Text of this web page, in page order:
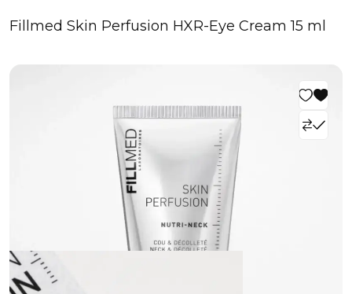
Fillmed Skin Perfusion HXR-Eye Cream 15 ml